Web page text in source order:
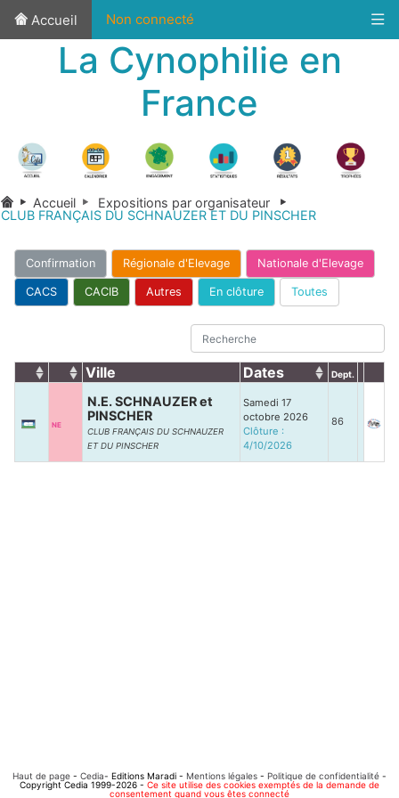
Accueil Non connecté
La Cynophilie en
France
Accueil
Expositions par organisateur
CLUB FRANÇAIS DU SCHNAUZER ET DU PINSCHER
Confirmation Régionale d'Elevage Nationale d'Elevage
CACS CACIB Autres En clôture Toutes
Ville Dates Dept.
NE
N.E. SCHNAUZER et
PINSCHER
CLUB FRANÇAIS DU SCHNAUZER
ET DU PINSCHER
Samedi 17
octobre 2026
Clôture :
4/10/2026
86
Haut de page - Cedia- Editions Maradi - Mentions légales - Politique de confidentialité -
Copyright Cedia 1999-2026 - Ce site utilise des cookies exemptés de la demande de
consentement quand vous êtes connecté